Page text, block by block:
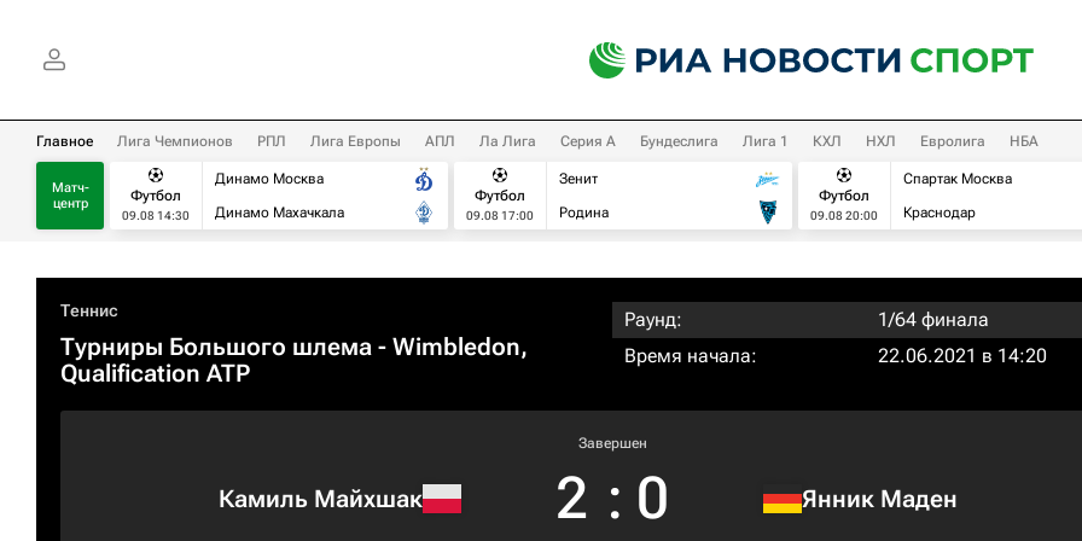
Главное Лига Чемпионов РПЛ Лига Европы АПЛ Ла Лига Серия А Бундеслига Лига 1 КХЛ НХЛ Евролига НБА
Матч-
центр
Футбол
09.08 14:30
Динамо Москва
Динамо Махачкала
Футбол
09.08 17:00
Зенит
Родина
Футбол
09.08 20:00
Спартак Москва
Краснодар
Теннис
Турниры Большого шлема - Wimbledon,
Qualification ATP
Раунд:
1/64 финала
Время начала:
22.06.2021 в 14:20
Камиль Майхшак
Завершен
2 : 0 Янник Маден